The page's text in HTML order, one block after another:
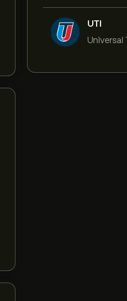
UTI